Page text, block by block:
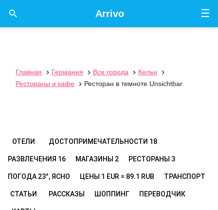
☰
Arrivo

Главная  Германия  Все города  Кельн

Рестораны и кафе
 Ресторан в темноте Unsichtbar
ОТЕЛИ ДОСТОПРИМЕЧАТЕЛЬНОСТИ 18
РАЗВЛЕЧЕНИЯ 16 МАГАЗИНЫ 2 РЕСТОРАНЫ 3
ПОГОДА 23°, ЯСНО ЦЕНЫ 1 EUR = 89.1 RUB ТРАНСПОРТ
СТАТЬИ РАССКАЗЫ ШОППИНГ ПЕРЕВОДЧИК